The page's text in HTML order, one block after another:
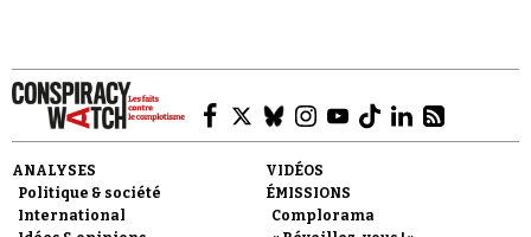
ANALYSES
Politique & société
International
VIDÉOS
ÉMISSIONS
Complorama